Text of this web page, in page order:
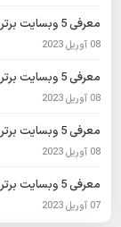
معرفی 5 وبسایت برتر در زمینه دندانپزشکی، پزشکی،گردشگری و ورزشی
08 آوریل 2023
معرفی 5 وبسایت برتر در حوزه های خانواده و لوازم خانگی و دکوراسیون
08 آوریل 2023
معرفی 5 وبسایت برتر در حوزه آشپزی و خانواده
08 آوریل 2023
معرفی 5 وبسایت برتر در حوزه تکنولوژی و دیجیتال مارکتینگ
07 آوریل 2023